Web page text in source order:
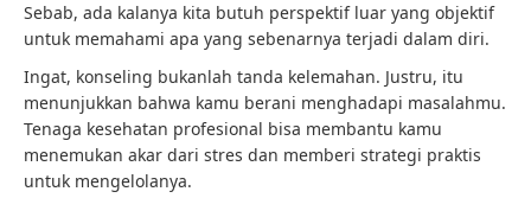
Sebab, ada kalanya kita butuh perspektif luar yang objektif
untuk memahami apa yang sebenarnya terjadi dalam diri.
Ingat, konseling bukanlah tanda kelemahan. Justru, itu
menunjukkan bahwa kamu berani menghadapi masalahmu.
Tenaga kesehatan profesional bisa membantu kamu
menemukan akar dari stres dan memberi strategi praktis
untuk mengelolanya.